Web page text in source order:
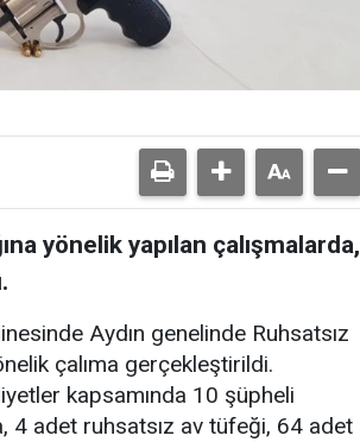
yönelik yapılan çalışmalarda,
Aydın genelinde Ruhsatsız
çalıma gerçekleştirildi.
kapsamında 10 şüpheli
4 adet ruhsatsız av tüfeği, 64 adet